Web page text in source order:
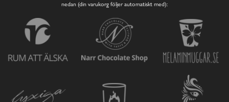
nedan (din varukorg följer automatiskt med):